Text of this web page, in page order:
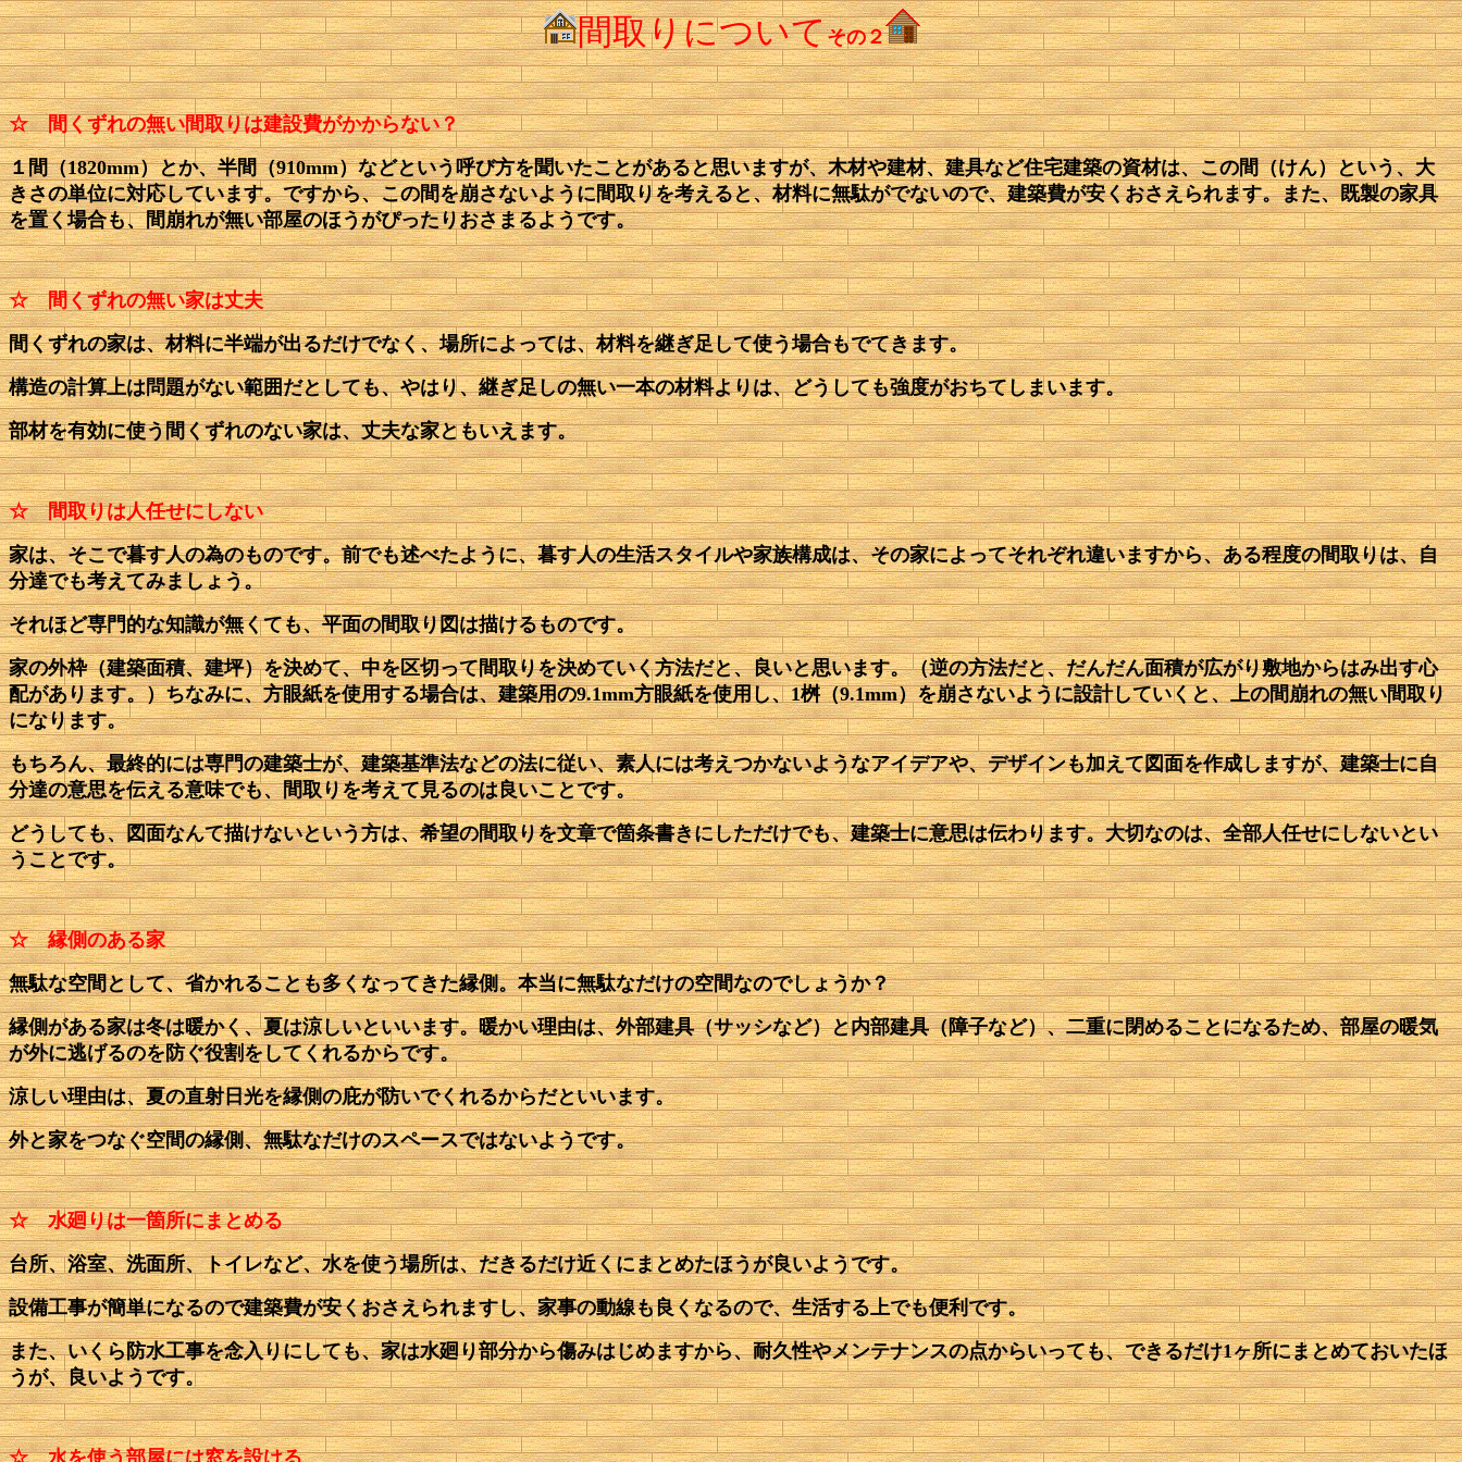
間取りについてその２
☆ 間くずれの無い間取りは建設費がかからない？
１間（1820mm）とか、半間（910mm）などという呼び方を聞いたことがあると思いますが、木材や建材、建具など住宅建築の資材は、この間（けん）という、大
きさの単位に対応しています。ですから、この間を崩さないように間取りを考えると、材料に無駄がでないので、建築費が安くおさえられます。また、既製の家具
を置く場合も、間崩れが無い部屋のほうがぴったりおさまるようです。
☆ 間くずれの無い家は丈夫
間くずれの家は、材料に半端が出るだけでなく、場所によっては、材料を継ぎ足して使う場合もでてきます。
構造の計算上は問題がない範囲だとしても、やはり、継ぎ足しの無い一本の材料よりは、どうしても強度がおちてしまいます。
部材を有効に使う間くずれのない家は、丈夫な家ともいえます。
☆ 間取りは人任せにしない
家は、そこで暮す人の為のものです。前でも述べたように、暮す人の生活スタイルや家族構成は、その家によってそれぞれ違いますから、ある程度の間取りは、自
分達でも考えてみましょう。
それほど専門的な知識が無くても、平面の間取り図は描けるものです。
家の外枠（建築面積、建坪）を決めて、中を区切って間取りを決めていく方法だと、良いと思います。（逆の方法だと、だんだん面積が広がり敷地からはみ出す心
配があります。）ちなみに、方眼紙を使用する場合は、建築用の9.1mm方眼紙を使用し、1桝（9.1mm）を崩さないように設計していくと、上の間崩れの無い間取り
になります。
もちろん、最終的には専門の建築士が、建築基準法などの法に従い、素人には考えつかないようなアイデアや、デザインも加えて図面を作成しますが、建築士に自
分達の意思を伝える意味でも、間取りを考えて見るのは良いことです。
どうしても、図面なんて描けないという方は、希望の間取りを文章で箇条書きにしただけでも、建築士に意思は伝わります。大切なのは、全部人任せにしないとい
うことです。
☆ 縁側のある家
無駄な空間として、省かれることも多くなってきた縁側。本当に無駄なだけの空間なのでしょうか？
縁側がある家は冬は暖かく、夏は涼しいといいます。暖かい理由は、外部建具（サッシなど）と内部建具（障子など）、二重に閉めることになるため、部屋の暖気
が外に逃げるのを防ぐ役割をしてくれるからです。
涼しい理由は、夏の直射日光を縁側の庇が防いでくれるからだといいます。
外と家をつなぐ空間の縁側、無駄なだけのスペースではないようです。
☆ 水廻りは一箇所にまとめる
台所、浴室、洗面所、トイレなど、水を使う場所は、だきるだけ近くにまとめたほうが良いようです。
設備工事が簡単になるので建築費が安くおさえられますし、家事の動線も良くなるので、生活する上でも便利です。
また、いくら防水工事を念入りにしても、家は水廻り部分から傷みはじめますから、耐久性やメンテナンスの点からいっても、できるだけ1ヶ所にまとめておいたほ
うが、良いようです。
☆ 水を使う部屋には窓を設ける